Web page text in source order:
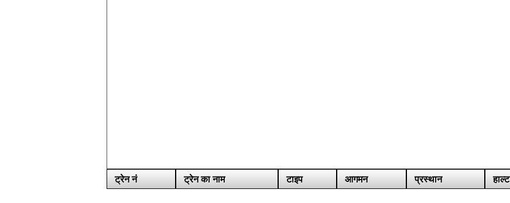
ट्रेन नं ट्रेन का नाम टाइप आगमन प्रस्थान हाल्ट